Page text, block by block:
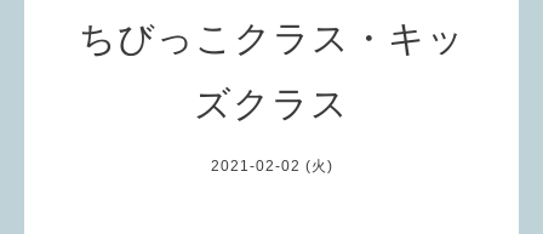
ちびっこクラス・キッ
ズクラス
2021-02-02 (火)